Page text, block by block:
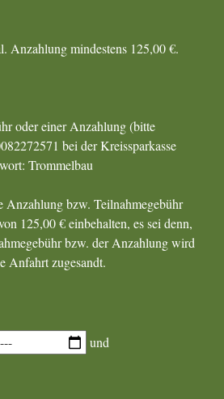
Anzahlung mindestens 125,00 €.
oder einer Anzahlung (bitte
bei der Kreissparkasse
Trommelbau
bzw. Teilnahmegebühr
125,00 € einbehalten, es sei denn,
bzw. der Anzahlung wird
Anfahrt zugesandt.
und